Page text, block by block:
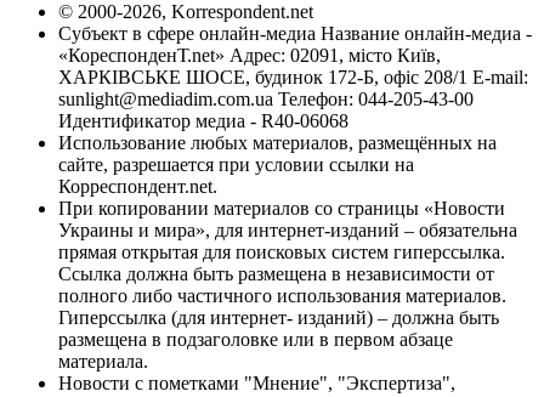
© 2000-2026, Korrespondent.net
Субъект в сфере онлайн-медиа Название онлайн-медиа -
«КореспонденТ.net» Адрес: 02091, місто Київ,
ХАРКІВСЬКЕ ШОСЕ, будинок 172-Б, офіс 208/1 E-mail:
sunlight@mediadim.com.ua Телефон: 044-205-43-00
Идентификатор медиа - R40-06068
Использование любых материалов, размещённых на
сайте, разрешается при условии ссылки на
Корреспондент.net.
При копировании материалов со страницы «Новости
Украины и мира», для интернет-изданий – обязательна
прямая открытая для поисковых систем гиперссылка.
Ссылка должна быть размещена в независимости от
полного либо частичного использования материалов.
Гиперссылка (для интернет- изданий) – должна быть
размещена в подзаголовке или в первом абзаце
материала.
Новости с пометками "Мнение", "Экспертиза",